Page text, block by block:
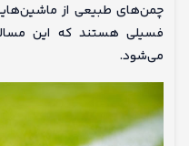
چمن‌های طبیعی از
فسیلی هستند که این
می‌شود.